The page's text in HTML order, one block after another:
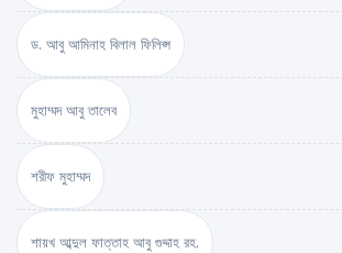
ড. আবু আমিনাহ বিলাল ফিলিপ্স
মুহাম্মদ আবু তালেব
শরীফ মুহাম্মদ
শায়খ আব্দুল ফাত্তাহ আবু গুদ্দাহ রহ.